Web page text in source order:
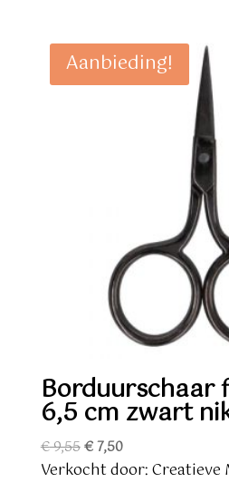
Aanbieding!
Borduurschaar
6,5 cm zwart
€9,55Oorspronkelijke
prijs
€7,50Huidige
prijs
Verkocht door: Creatieve